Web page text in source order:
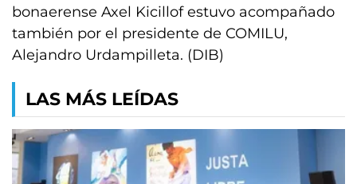
bonaerense Axel Kicillof estuvo acompañado
también por el presidente de COMILU,
Alejandro Urdampilleta. (DIB)
LAS MÁS LEÍDAS